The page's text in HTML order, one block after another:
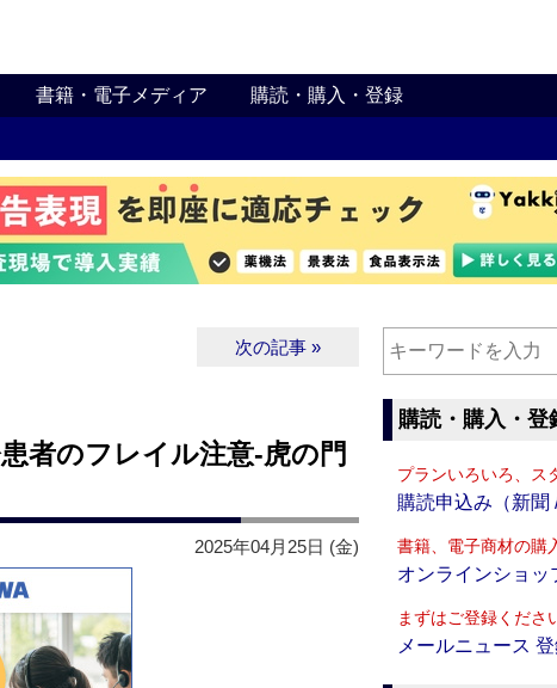
書籍・電子メディア 購読・購入・登録
次の記事 »
者のフレイル注意‐虎の門
2025年04月25日 (金)
購読・購入・登
プランいろいろ、ス
購読申込み（新聞
書籍、電子商材の購
オンラインショッ
まずはご登録くださ
メールニュース 登